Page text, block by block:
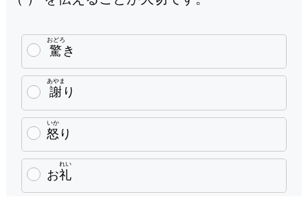
驚
おどろ
き
謝
あやま
り
怒
いか
り
お礼
れい